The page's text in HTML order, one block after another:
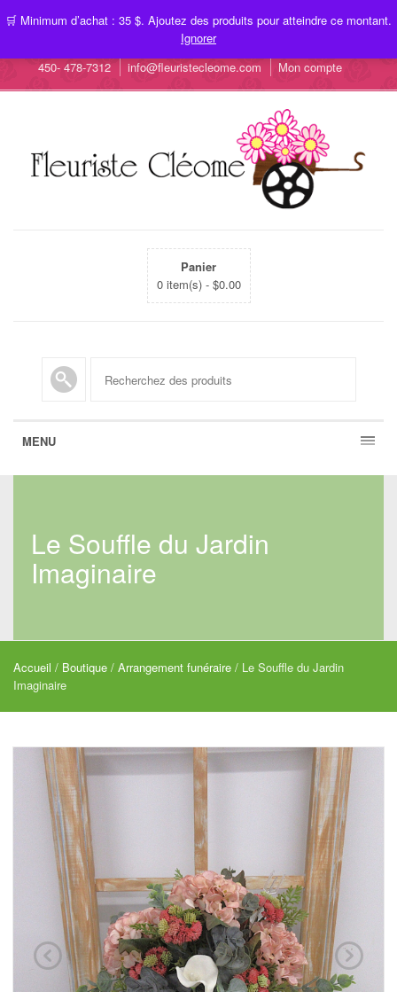
450- 478-7312 info@fleuristecleome.com Mon compte
Panier
0 item(s) - $0.00
MENU
Le Souffle du Jardin
Imaginaire
Accueil / Boutique / Arrangement funéraire / Le Souffle du Jardin
Imaginaire
🛒 Minimum d’achat : 35 $. Ajoutez des produits pour atteindre ce montant.
Ignorer